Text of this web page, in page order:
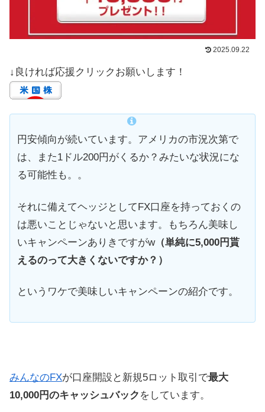
2025.09.22
↓良ければ応援クリックお願いします！
円安傾向が続いています。アメリカの市況次第で
は、また1ドル200円がくるか？みたいな状況にな
る可能性も。。
それに備えてヘッジとしてFX口座を持っておくの
は悪いことじゃないと思います。もちろん美味し
いキャンペーンありきですがw（単純に5,000円貰
えるのって大きくないですか？）
というワケで美味しいキャンペーンの紹介です。
みんなのFXが口座開設と新規5ロット取引で最大
10,000円のキャッシュバック をしています。